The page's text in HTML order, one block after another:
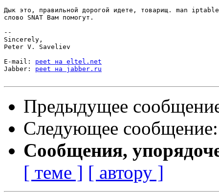
Дык это, правильной дорогой идете, товарищ. man
слово SNAT Вам помогут.
--
Sincerely,
Peter V. Saveliev
E-mail: peet на eltel.net
Jabber: peet на jabber.ru
Предыдущее
Следующее
Сообщения,
[ теме ] [ автору ]